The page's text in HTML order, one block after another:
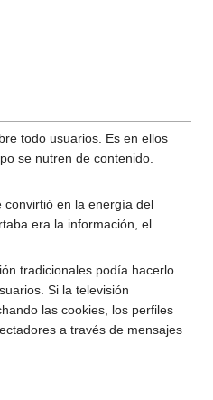
todo usuarios. Es en ellos
se nutren de contenido.
convirtió en la energía del
era la información, el
tradicionales podía hacerlo
Si la televisión
las cookies, los perfiles
a través de mensajes